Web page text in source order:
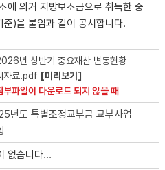
에 의거 지방보조금으로 취득한 중
)을 붙임과 같이 공시합니다.
년 상반기 중요재산 변동현황
자료.pdf [미리보기]
부파일이 다운로드 되지 않을 때
년도 특별조정교부금 교부사업
없습니다...